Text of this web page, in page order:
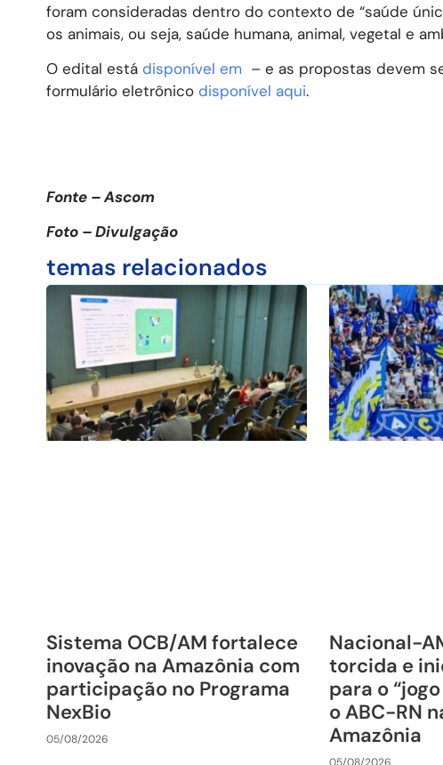
foram consideradas dentro do contexto de “saúde
os animais, ou seja, saúde humana, animal, vegetal e
O edital está disponível em – e as propostas devem
formulário eletrônico disponível aqui.
Fonte – Ascom
Foto – Divulgação
temas relacionados
Sistema OCB/AM fortalece
inovação na Amazônia com
participação no Programa
NexBio
05/08/2026
Nacional-
torcida e
para o
o ABC-RN
Amazônia